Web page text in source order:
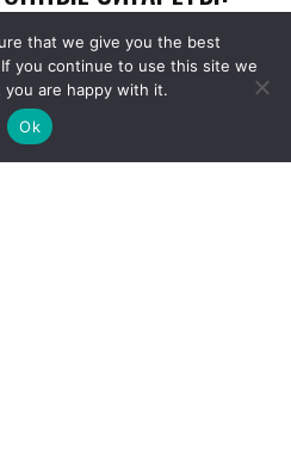
that we give you the best
you continue to use this site we
you are happy with it.
Ok